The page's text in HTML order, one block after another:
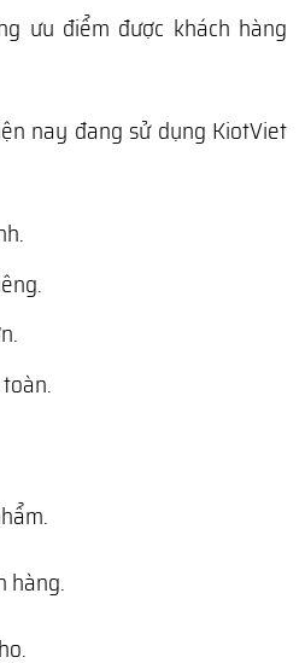
ưu điểm được khách hàng
nay đang sử dụng KiotViet
hàng.